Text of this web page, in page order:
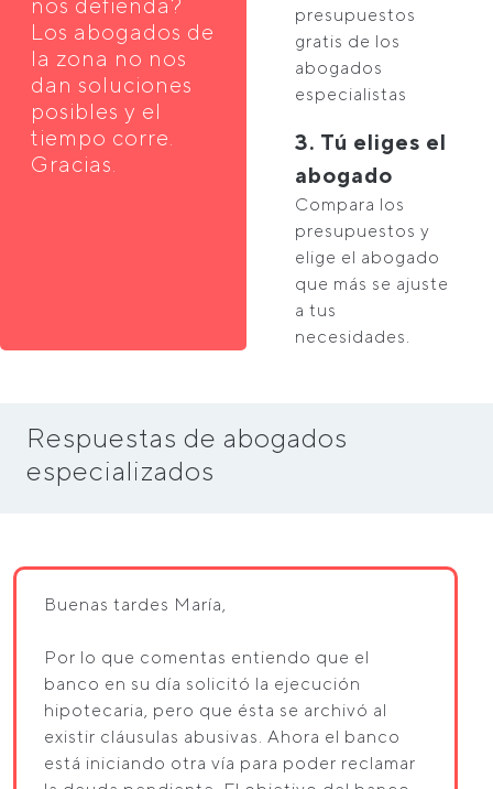
Los abogados de
la zona no nos
dan soluciones
posibles y el
tiempo corre.
Gracias.
presupuestos
gratis de los
abogados
especialistas
3. Tú eliges el
abogado
Compara los
presupuestos y
elige el abogado
que más se ajuste
a tus
necesidades.
Respuestas de abogados
especializados
Buenas tardes María,
Por lo que comentas entiendo que el
banco en su día solicitó la ejecución
hipotecaria, pero que ésta se archivó al
existir cláusulas abusivas. Ahora el banco
está iniciando otra vía para poder reclamar